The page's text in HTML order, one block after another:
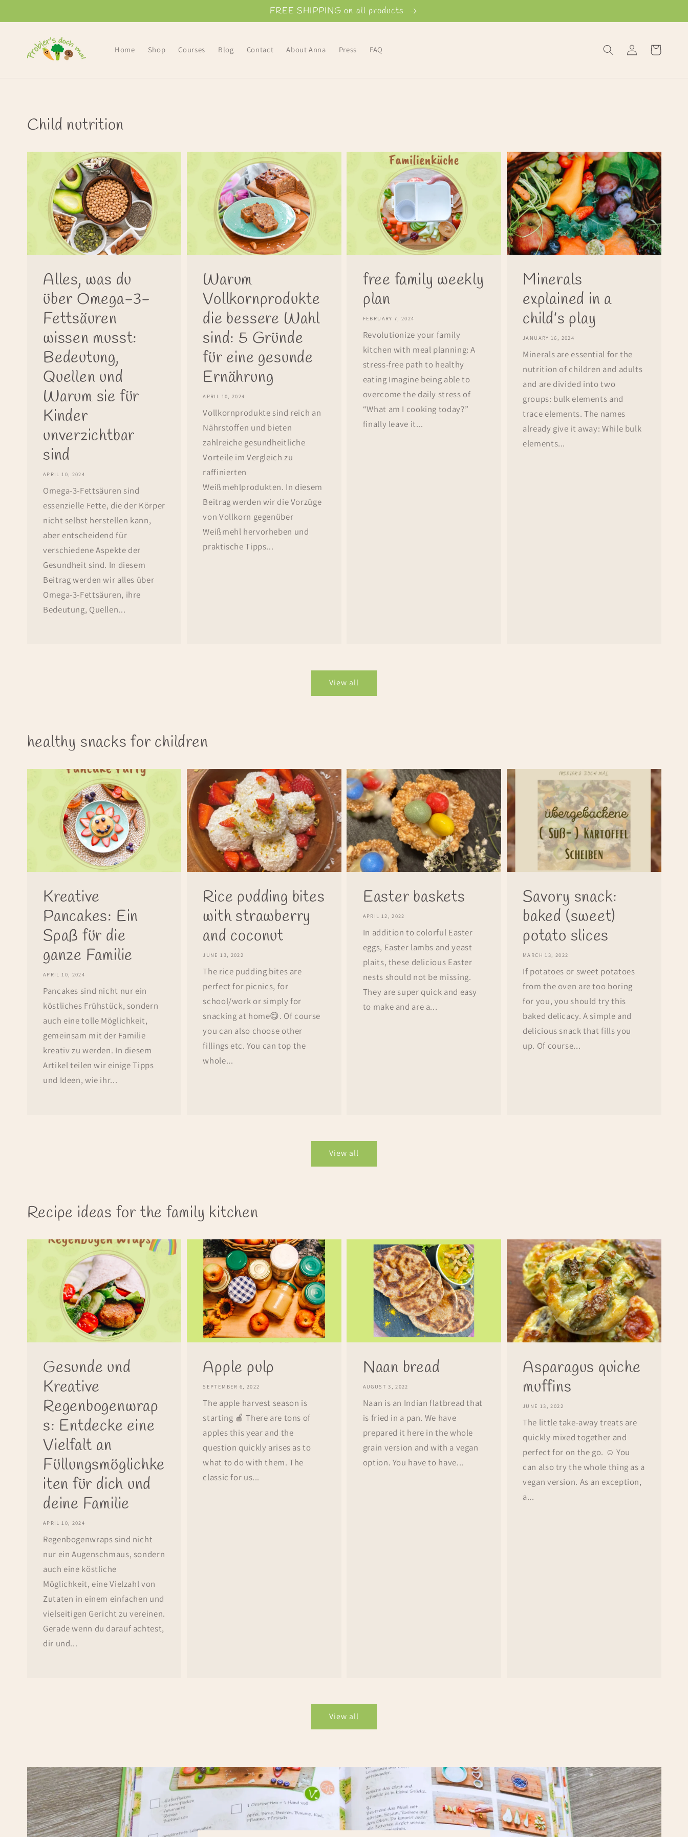
FREE SHIPPING on all products
Home Shop Courses Blog Contact About Anna Press FAQ
Log
in
Cart
Child nutrition
Alles, was du
über Omega-3-
Fettsäuren
wissen musst:
Bedeutung,
Quellen und
Warum sie für
Kinder
unverzichtbar
sind
APRIL 10, 2024
Omega-3-Fettsäuren sind
essenzielle Fette, die der Körper
nicht selbst herstellen kann,
aber entscheidend für
verschiedene Aspekte der
Gesundheit sind. In diesem
Beitrag werden wir alles über
Omega-3-Fettsäuren, ihre
Bedeutung, Quellen...
Warum
Vollkornprodukte
die bessere Wahl
sind: 5 Gründe
für eine gesunde
Ernährung
APRIL 10, 2024
Vollkornprodukte sind reich an
Nährstoffen und bieten
zahlreiche gesundheitliche
Vorteile im Vergleich zu
raffinierten
Weißmehlprodukten. In diesem
Beitrag werden wir die Vorzüge
von Vollkorn gegenüber
Weißmehl hervorheben und
praktische Tipps...
free family weekly
plan
FEBRUARY 7, 2024
Revolutionize your family
kitchen with meal planning: A
stress-free path to healthy
eating Imagine being able to
overcome the daily stress of
“What am I cooking today?”
finally leave it...
Minerals
explained in a
child’s play
JANUARY 16, 2024
Minerals are essential for the
nutrition of children and adults
and are divided into two
groups: bulk elements and
trace elements. The names
already give it away: While bulk
elements...
View all
healthy snacks for children
Kreative
Pancakes: Ein
Spaß für die
ganze Familie
APRIL 10, 2024
Pancakes sind nicht nur ein
köstliches Frühstück, sondern
auch eine tolle Möglichkeit,
gemeinsam mit der Familie
kreativ zu werden. In diesem
Artikel teilen wir einige Tipps
und Ideen, wie ihr...
Rice pudding bites
with strawberry
and coconut
JUNE 13, 2022
The rice pudding bites are
perfect for picnics, for
school/work or simply for
snacking at home😋. Of course
you can also choose other
fillings etc. You can top the
whole...
Easter baskets
APRIL 12, 2022
In addition to colorful Easter
eggs, Easter lambs and yeast
plaits, these delicious Easter
nests should not be missing.
They are super quick and easy
to make and are a...
Savory snack:
baked (sweet)
potato slices
MARCH 13, 2022
If potatoes or sweet potatoes
from the oven are too boring
for you, you should try this
baked delicacy. A simple and
delicious snack that fills you
up. Of course...
View all
Recipe ideas for the family kitchen
Gesunde und
Kreative
Regenbogenwrap
s: Entdecke eine
Vielfalt an
Füllungsmöglichke
iten für dich und
deine Familie
APRIL 10, 2024
Regenbogenwraps sind nicht
nur ein Augenschmaus, sondern
auch eine köstliche
Möglichkeit, eine Vielzahl von
Zutaten in einem einfachen und
vielseitigen Gericht zu vereinen.
Gerade wenn du darauf achtest,
dir und...
Apple pulp
SEPTEMBER 6, 2022
The apple harvest season is
starting 🍎 There are tons of
apples this year and the
question quickly arises as to
what to do with them. The
classic for us...
Naan bread
AUGUST 3, 2022
Naan is an Indian flatbread that
is fried in a pan. We have
prepared it here in the whole
grain version and with a vegan
option. You have to have...
Asparagus quiche
muffins
JUNE 13, 2022
The little take-away treats are
quickly mixed together and
perfect for on the go. ☺️ You
can also try the whole thing as a
vegan version. As an exception,
a...
View all